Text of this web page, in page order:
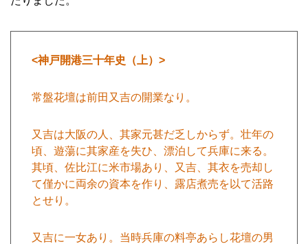
<神戸開港三十年史（上）>
常盤花壇は前田又吉の開業なり。
又吉は大阪の人、其家元甚だ乏しからず。壮年の
頃、遊蕩に其家産を失ひ、漂泊して兵庫に来る。
其頃、佐比江に米市場あり、又吉、其衣を売却し
て僅かに両余の資本を作り、露店煮売を以て活路
とせり。
又吉に一女あり。当時兵庫の料亭あらし花壇の男